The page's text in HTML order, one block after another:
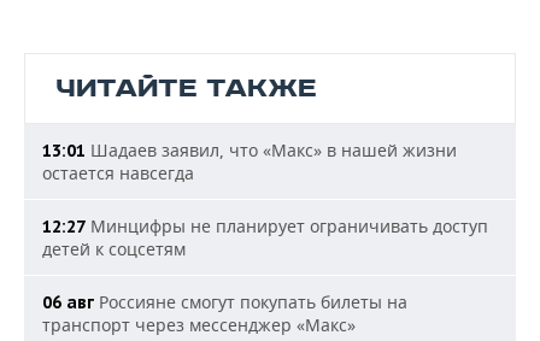
ЧИТАЙТЕ ТАКЖЕ
13:01 Шадаев заявил, что «Макс» в нашей жизни
остается навсегда
12:27 Минцифры не планирует ограничивать доступ
детей к соцсетям
06 авг Россияне смогут покупать билеты на
транспорт через мессенджер «Макс»